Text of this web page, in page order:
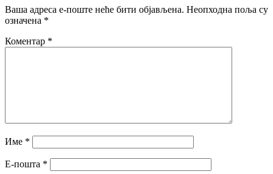
Ваша адреса е-поште неће бити објављена. Неопходна поља су
означена *
Коментар *
Име *
Е-пошта *